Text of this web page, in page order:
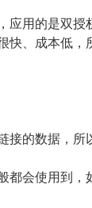
用的是双授
快、成本低，
的数据，所
会使用到，